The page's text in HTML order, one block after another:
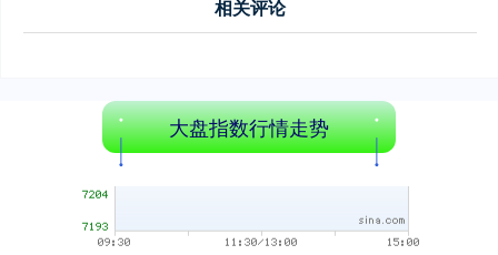
相关评论
大盘指数行情走势